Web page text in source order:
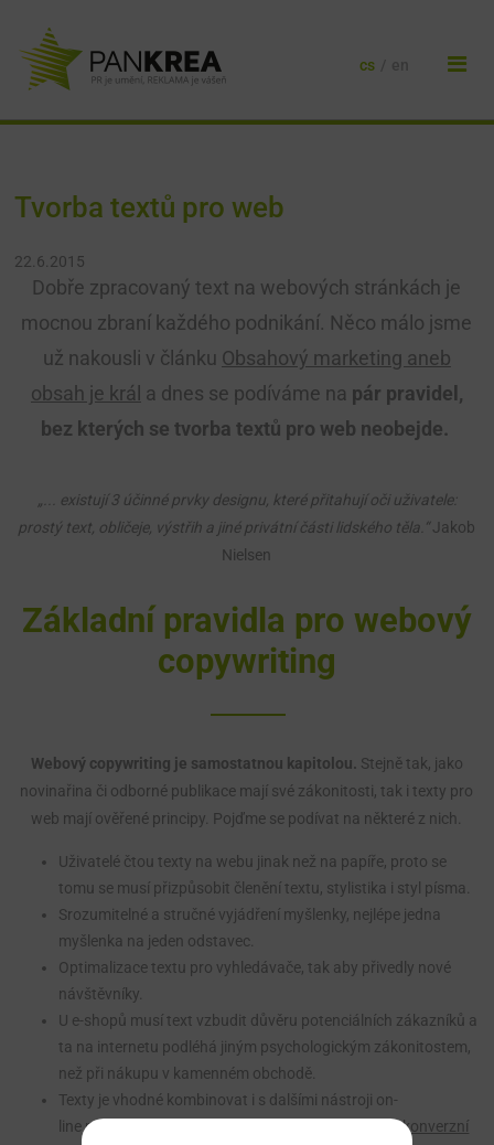
cs
Tvorba textů pro web
22.6.2015
Dobře zpracovaný text na webových stránkách je
mocnou zbraní každého podnikání. Něco málo jsme
už nakousli v článku Obsahový marketing aneb
obsah je král a dnes se podíváme na pár pravidel,
bez kterých se tvorba textů pro web neobejde.
„... existují 3 účinné prvky designu, které přitahují oči uživatele:
prostý text, obličeje, výstřih a jiné privátní části lidského těla.“Jakob
Nielsen
Základní pravidla pro webový
copywriting
Webový copywriting je samostatnou kapitolou. Stejně tak, jako
novinařina či odborné publikace mají své zákonitosti, tak i texty pro
web mají ověřené principy. Pojďme se podívat na některé z nich.
Uživatelé čtou texty na webu jinak než na papíře, proto se
tomu se musí přizpůsobit členění textu, stylistika i styl písma.
Srozumitelné a stručné vyjádření myšlenky, nejlépe jedna
myšlenka na jeden odstavec.
Optimalizace textu pro vyhledávače, tak aby přivedly nové
návštěvníky.
U e-shopů musí text vzbudit důvěru potenciálních zákazníků a
ta na internetu podléhá jiným psychologickým zákonitostem,
než při nákupu v kamenném obchodě.
Texty je vhodné kombinovat i s dalšími nástroji on-
line marketingu a maximalizovat tak návštěvnost ikonverzní